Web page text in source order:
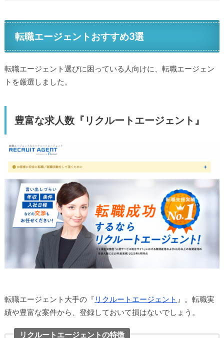
転職エージェントおすすめ3選
転職エージェント選びに困っている人向けに、転職エージェン
トを厳選しました。
豊富な求人数『リクルートエージェント』
転職エージェント大手の『 リクルートエージェント 』。転職実
績や豊富な案件から、登録しておいて損はないでしょう。
リクルートエージェントの特徴